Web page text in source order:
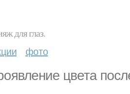
для глаз.
фото
цвета